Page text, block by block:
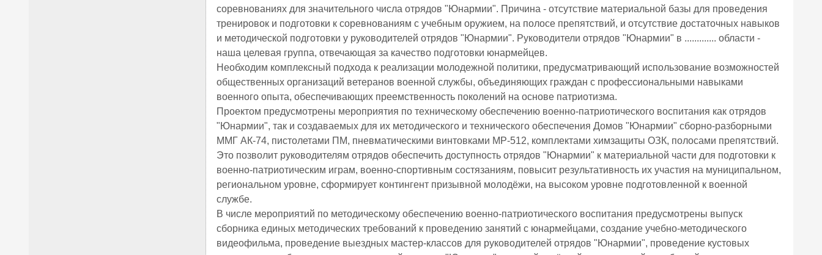
соревнованиях для значительного числа отрядов "Юнармии". Причина - отсутствие материальной базы для проведения
тренировок и подготовки к соревнованиям с учебным оружием, на полосе препятствий, и отсутствие достаточных навыков
и методической подготовки у руководителей отрядов "Юнармии". Руководители отрядов "Юнармии" в ............. области -
наша целевая группа, отвечающая за качество подготовки юнармейцев.
Необходим комплексный подхода к реализации молодежной политики, предусматривающий использование возможностей
общественных организаций ветеранов военной службы, объединяющих граждан с профессиональными навыками
военного опыта, обеспечивающих преемственность поколений на основе патриотизма.
Проектом предусмотрены мероприятия по техническому обеспечению военно-патриотического воспитания как отрядов
"Юнармии", так и создаваемых для их методического и технического обеспечения Домов "Юнармии" сборно-разборными
ММГ АК-74, пистолетами ПМ, пневматическими винтовками МР-512, комплектами химзащиты ОЗК, полосами препятствий.
Это позволит руководителям отрядов обеспечить доступность отрядов "Юнармии" к материальной части для подготовки к
военно-патриотическим играм, военно-спортивным состязаниям, повысит результативность их участия на муниципальном,
региональном уровне, сформирует контингент призывной молодёжи, на высоком уровне подготовленной к военной
службе.
В числе мероприятий по методическому обеспечению военно-патриотического воспитания предусмотрены выпуск
сборника единых методических требований к проведению занятий с юнармейцами, создание учебно-методического
видеофильма, проведение выездных мастер-классов для руководителей отрядов "Юнармии", проведение кустовых